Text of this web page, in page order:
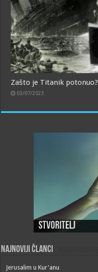
Zašto je Titanik potonuo?
03/07/2023
Stvoritelj
Najnoviji članci
Jerusalim u Kur'anu